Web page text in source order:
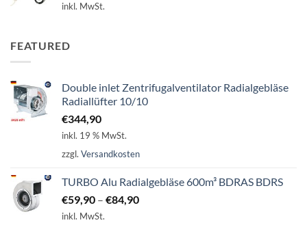
inkl. MwSt.
FEATURED
Double inlet Zentrifugalventilator Radialgebläse
Radiallüfter 10/10
€344,90
inkl. 19 % MwSt.
zzgl. Versandkosten
TURBO Alu Radialgebläse 600m³ BDRAS BDRS
€59,90 – €84,90
inkl. MwSt.